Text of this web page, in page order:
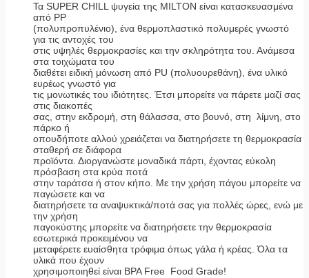
Τα SUPER CHILL ψυγεία της MILTON είναι κατασκευασμένα
από PP
(πολυπροπυλένιο), ένα θερμοπλαστικό πολυμερές γνωστό
για τις αντοχές του
στις υψηλές θερμοκρασίες και την σκληρότητα του. Ανάμεσα
στα τοιχώματα του
διαθέτει ειδική μόνωση από PU (πολυουρεθάνη), ένα υλικό
ευρέως γνωστό για
τις μονωτικές του ιδιότητες. Έτσι μπορείτε να πάρετε μαζί σας
στις διακοπές
σας, στην εκδρομή, στη θάλασσα, στο βουνό, στη λίμνη, στο
πάρκο ή
οπουδήποτε αλλού χρειάζεται να διατηρήσετε τη θερμοκρασία
σταθερή σε διάφορα
προϊόντα. Διοργανώστε μοναδικά πάρτι, έχοντας εύκολη
πρόσβαση στα κρύα ποτά
στην ταράτσα ή στον κήπο. Με την χρήση πάγου μπορείτε να
παγώσετε και να
διατηρήσετε τα αναψυκτικά/ποτά σας για πολλές ώρες, ενώ με
την χρήση
παγοκύστης μπορείτε να διατηρήσετε την θερμοκρασία
εσωτερικά προκειμένου να
μεταφέρετε ευαίσθητα τρόφιμα όπως γάλα ή κρέας. Όλα τα
υλικά που έχουν
χρησιμοποιηθεί είναι BPA Free Food Grade!